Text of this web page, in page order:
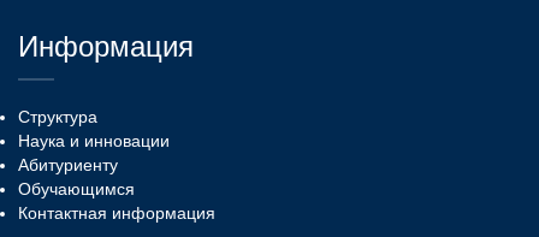
Информация
Структура
Наука и инновации
Абитуриенту
Обучающимся
Контактная информация